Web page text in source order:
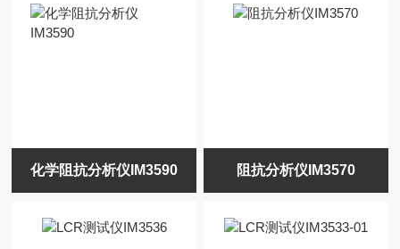
化学阻抗分析仪IM3590 阻抗分析仪IM3570